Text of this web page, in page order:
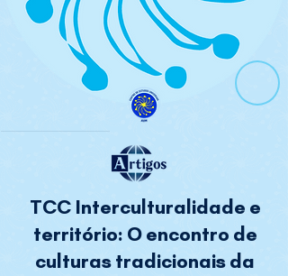
TCC Interculturalidade e
território: O encontro de
culturas tradicionais da